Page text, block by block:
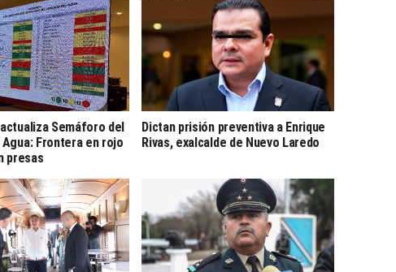
Semáforo del
Agua: Frontera en rojo
presas
Dictan prisión preventiva a Enrique
Rivas, exalcalde de Nuevo Laredo